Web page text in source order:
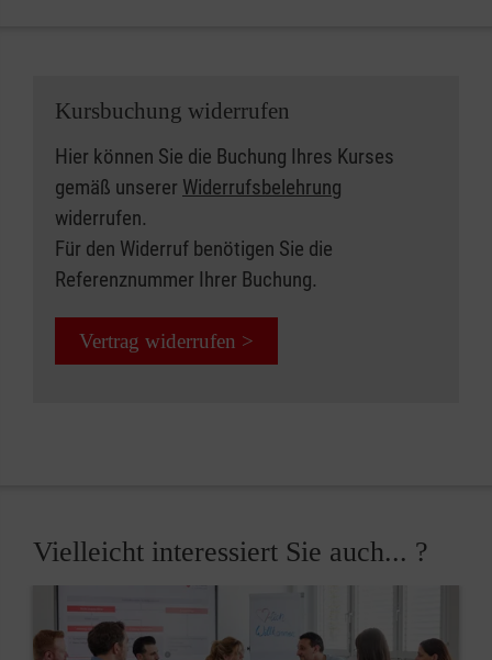
Kursbuchung widerrufen
Hier können Sie die Buchung Ihres Kurses
gemäß unserer Widerrufsbelehrung
widerrufen.
Für den Widerruf benötigen Sie die
Referenznummer Ihrer Buchung.
Vertrag widerrufen >
Vielleicht interessiert Sie auch... ?